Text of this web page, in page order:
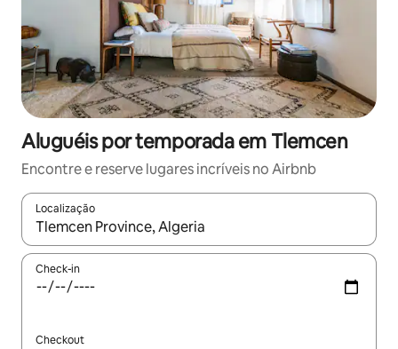
Aluguéis por temporada em Tlemcen
Encontre e reserve lugares incríveis no Airbnb
Localização
Quando os resultados estiverem disponíveis, explore-os
Check-in
Checkout